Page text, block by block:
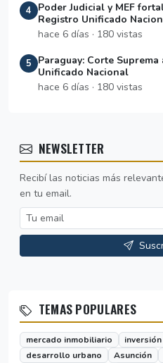
4
Poder Judicial y MEF
Registro Unificado
hace 6 días · 180 vistas
5
Paraguay: Corte
Unificado Nacional
hace 6 días · 180 vistas
NEWSLETTER
Recibí las noticias más
en tu email.
TEMAS POPULARES
mercado inmobiliario
desarrollo urbano
Asunción